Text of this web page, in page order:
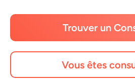
Trouver un
Vous êtes